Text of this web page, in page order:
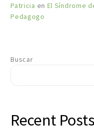
Patricia en El Síndrome
Pedagogo
Buscar
Recent Posts